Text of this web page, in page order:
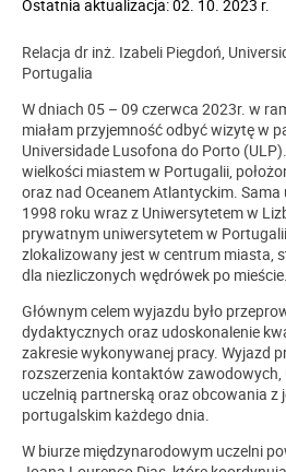
Ostatnia aktualizacja: 02. 10. 2023 r.
Relacja dr inż. Izabeli Piegdoń,
Portugalia
W dniach 05 – 09 czerwca 2023r. w
miałam przyjemność odbyć wizytę w
Universidade Lusofona do Porto
wielkości miastem w Portugalii,
oraz nad Oceanem Atlantyckim. Sama
1998 roku wraz z Uniwersytetem w
prywatnym uniwersytetem w
zlokalizowany jest w centrum miasta,
dla niezliczonych wędrówek po mieście.
Głównym celem wyjazdu było
dydaktycznych oraz udoskonalenie
zakresie wykonywanej pracy. Wyjazd
rozszerzenia kontaktów zawodowych,
uczelnią partnerską oraz obcowania z
portugalskim każdego dnia.
W biurze międzynarodowym uczelni